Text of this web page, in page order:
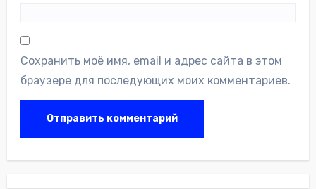
Сохранить моё имя, email и адрес сайта в этом
браузере для последующих моих комментариев.